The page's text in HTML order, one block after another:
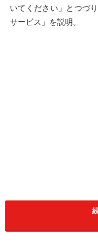
いてください」とつづ
サービス」を説明。
同サービスは「セブン‐
リーマート」などの大
本全国から必要なエリ